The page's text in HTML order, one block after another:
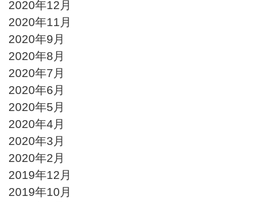
2020年12月
2020年11月
2020年9月
2020年8月
2020年7月
2020年6月
2020年5月
2020年4月
2020年3月
2020年2月
2019年12月
2019年10月